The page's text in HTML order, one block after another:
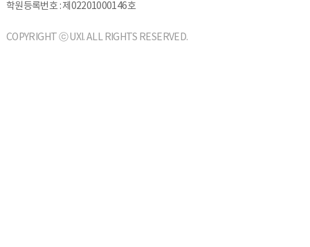
학원등록번호 : 제02201000146호
COPYRIGHT ⓒ UXI. ALL RIGHTS RESERVED.